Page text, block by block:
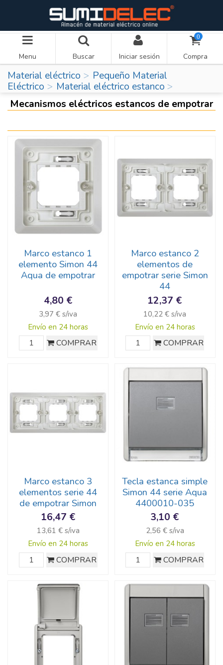
Menu Buscar Iniciar sesión
0
Compra
Material eléctrico
Pequeño Material
Eléctrico
Material eléctrico estanco
Mecanismos eléctricos estancos de empotrar
Marco estanco 1
elemento Simon 44
Aqua de empotrar
4,80 €
3,97 € s/iva
Envío en 24 horas
COMPRAR
Marco estanco 2
elementos de
empotrar serie Simon
44
12,37 €
10,22 € s/iva
Envío en 24 horas
COMPRAR
Marco estanco 3
elementos serie 44
de empotrar Simon
16,47 €
13,61 € s/iva
Envío en 24 horas
COMPRAR
Tecla estanca simple
Simon 44 serie Aqua
4400010-035
3,10 €
2,56 € s/iva
Envío en 24 horas
COMPRAR